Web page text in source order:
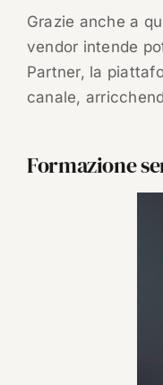
Grazie anche a
vendor intende
Partner, la
canale,
Formazione